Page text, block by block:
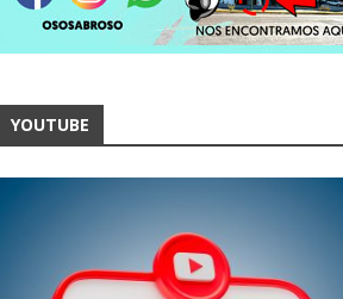
YOUTUBE